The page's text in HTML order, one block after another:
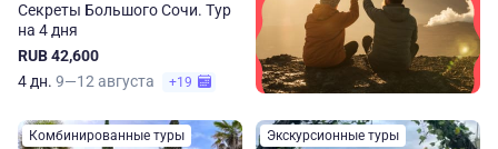
Секреты Большого Сочи. Тур
на 4 дня
RUB 42,600
4 дн. 9—12 августа +19
Комбинированные туры Экскурсионные туры